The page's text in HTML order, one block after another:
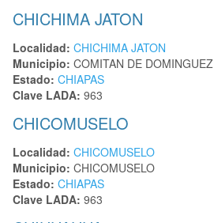
CHICHIMA JATON
Localidad: CHICHIMA JATON
Municipio: COMITAN DE DOMINGUEZ
Estado: CHIAPAS
Clave LADA: 963
CHICOMUSELO
Localidad: CHICOMUSELO
Municipio: CHICOMUSELO
Estado: CHIAPAS
Clave LADA: 963